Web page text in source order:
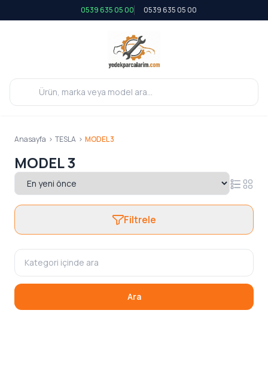
0539 635 05 00 0539 635 05 00
Anasayfa > TESLA > MODEL 3
MODEL 3
Filtrele
Ara